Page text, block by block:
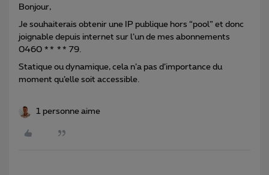
Bonjour,
Je souhaiterais obtenir une IP publique hors “pool” et donc
joignable depuis internet sur l’un de mes abonnements
0460 ** ** 79.
Statique ou dynamique, cela n’a pas d’importance du
moment qu’elle soit accessible.
1 personne aime